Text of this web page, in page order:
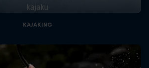
kajaku
KAJAKING